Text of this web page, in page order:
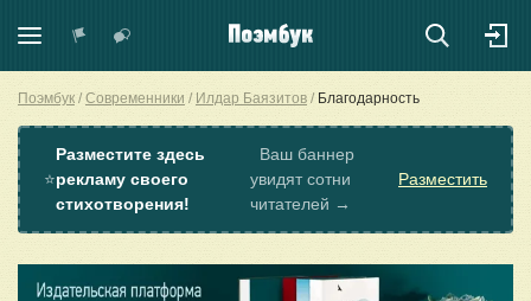
Поэмбук Современники Илдар Баязитов Благодарность
⭐
Разместите здесь
рекламу своего
стихотворения!
Ваш баннер
увидят сотни
читателей →
Разместить